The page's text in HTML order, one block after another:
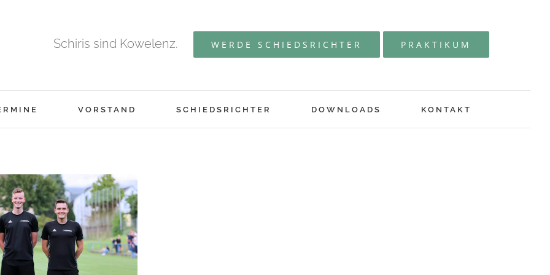
Schiris sind Kowelenz. WERDE SCHIEDSRICHTER PRAKTIKUM
VORSTAND SCHIEDSRICHTER DOWNLOADS KONTAKT